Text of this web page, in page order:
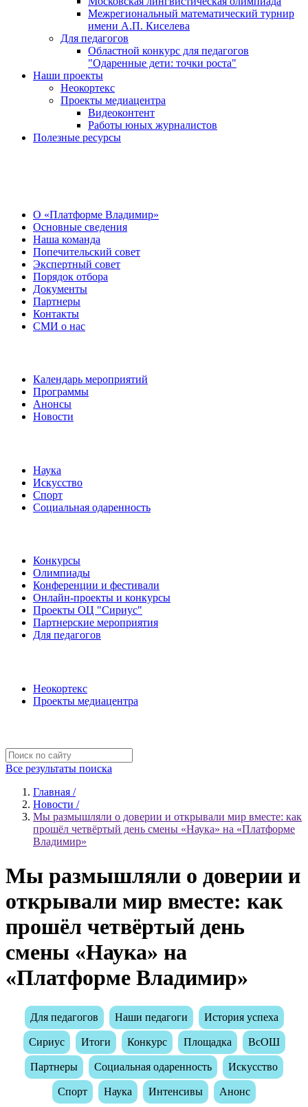
Межрегиональный математический турнир
имени А.П. Киселева
Для педагогов
Областной конкурс для педагогов
"Одаренные дети: точки роста"
Наши проекты
Неокортекс
Проекты медиацентра
Видеоконтент
Работы юных журналистов
Полезные ресурсы
О «Платформе Владимир»
Основные сведения
Наша команда
Попечительский совет
Экспертный совет
Порядок отбора
Документы
Партнеры
Контакты
СМИ о нас
Календарь мероприятий
Программы
Анонсы
Новости
Наука
Искусство
Спорт
Социальная одаренность
Конкурсы
Олимпиады
Конференции и фестивали
Онлайн-проекты и конкурсы
Проекты ОЦ "Сириус"
Партнерские мероприятия
Для педагогов
Неокортекс
Проекты медиацентра
Все результаты поиска
Главная /
Новости /
Мы размышляли о доверии и открывали мир вместе: как
прошёл четвёртый день смены «Наука» на «Платформе
Владимир»
Мы размышляли о доверии и
открывали мир вместе: как
прошёл четвёртый день
смены «Наука» на
«Платформе Владимир»
Для педагогов Наши педагоги История успеха
Сириус Итоги Конкурс Площадка ВсОШ
Партнеры Социальная одаренность Искусство
Спорт Наука Интенсивы Анонс